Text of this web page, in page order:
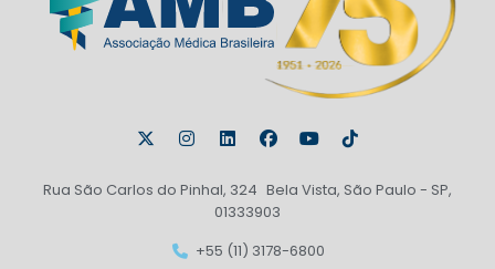
Rua São Carlos do Pinhal, 324 Bela Vista, São Paulo - SP,
01333903
+55 (11) 3178-6800